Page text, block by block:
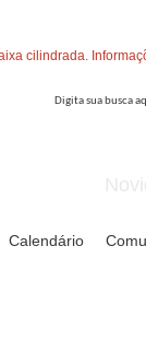
Calendário